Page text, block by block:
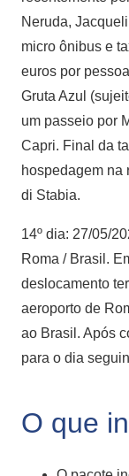
Neruda,
micro ônibus e
euros por
Gruta Azul
um passeio por
Capri. Final da
hospedagem na
di Stabia.
14º dia: 27/05/
Roma / Brasil.
deslocamento
aeroporto de
ao Brasil. Após
para o dia
O que